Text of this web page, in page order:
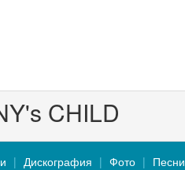
CHILD
Дискография Фото Песни